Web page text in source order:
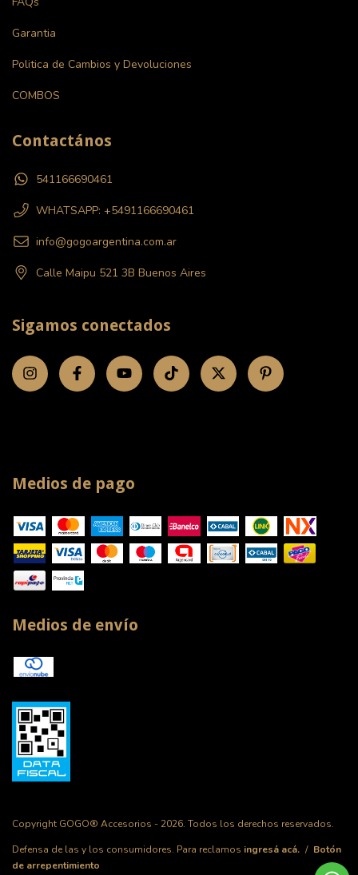
Garantia
Politica de Cambios y Devoluciones
COMBOS
Contactános
541166690461
WHATSAPP: +5491166690461
info@gogoargentina.com.ar
Calle Maipu 521 3B Buenos Aires
Sigamos conectados
Medios de pago
Medios de envío
Copyright GOGO® Accesorios - 2026. Todos los derechos reservados.
Defensa de las y los consumidores. Para reclamos ingresá acá. / Botón
de arrepentimiento